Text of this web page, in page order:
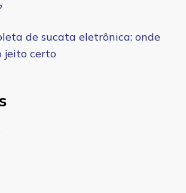
de sucata eletrônica: onde
jeito certo